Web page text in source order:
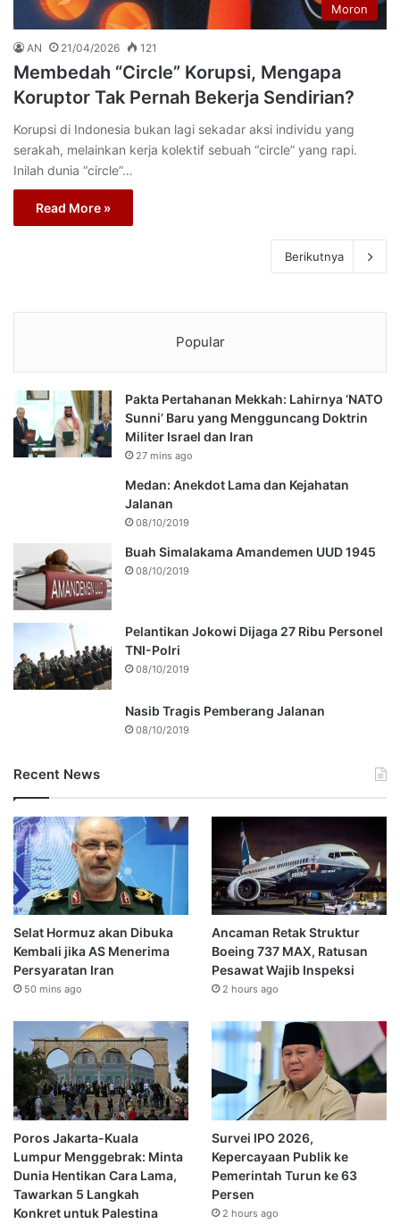
Moron
AN 21/04/2026 121
Membedah “Circle” Korupsi, Mengapa
Koruptor Tak Pernah Bekerja Sendirian?
Korupsi di Indonesia bukan lagi sekadar aksi individu yang
serakah, melainkan kerja kolektif sebuah “circle” yang rapi.
Inilah dunia “circle”…
Read More »
Berikutnya
Popular
Pakta Pertahanan Mekkah: Lahirnya ‘NATO
Sunni’ Baru yang Mengguncang Doktrin
Militer Israel dan Iran
27 mins ago
Medan: Anekdot Lama dan Kejahatan
Jalanan
08/10/2019
Buah Simalakama Amandemen UUD 1945
08/10/2019
Pelantikan Jokowi Dijaga 27 Ribu Personel
TNI-Polri
08/10/2019
Nasib Tragis Pemberang Jalanan
08/10/2019
Recent News
Selat Hormuz akan Dibuka
Kembali jika AS Menerima
Persyaratan Iran
50 mins ago
Ancaman Retak Struktur
Boeing 737 MAX, Ratusan
Pesawat Wajib Inspeksi
2 hours ago
Poros Jakarta-Kuala
Lumpur Menggebrak: Minta
Dunia Hentikan Cara Lama,
Tawarkan 5 Langkah
Konkret untuk Palestina
Survei IPO 2026,
Kepercayaan Publik ke
Pemerintah Turun ke 63
Persen
2 hours ago